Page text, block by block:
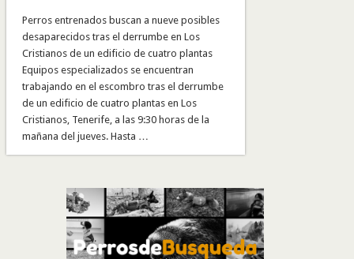
Perros entrenados buscan a nueve posibles
desaparecidos tras el derrumbe en Los
Cristianos de un edificio de cuatro plantas
Equipos especializados se encuentran
trabajando en el escombro tras el derrumbe
de un edificio de cuatro plantas en Los
Cristianos, Tenerife, a las 9:30 horas de la
mañana del jueves. Hasta …